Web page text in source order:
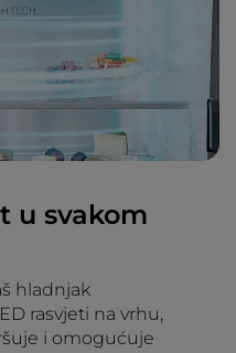
u svakom
hladnjak
rasvjeti na vrhu,
i omogućuje